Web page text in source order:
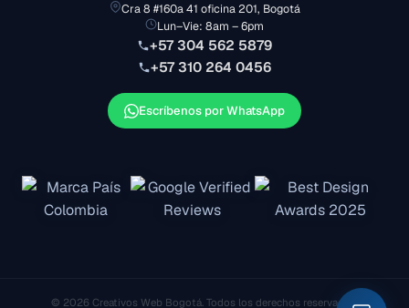
Cra 8 #160a 41 oficina 201, Bogotá
Lun–Vie: 8am – 6pm
+57 304 562 5879
+57 310 264 0456
Escríbenos por WhatsApp
© 2026 Creativos Web Bogotá. Todos los derechos reservados.